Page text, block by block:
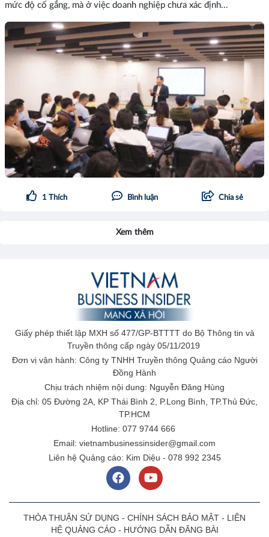
mức độ cố gắng, mà ở việc doanh nghiệp chưa xác định...
1 Thích Bình luận Chia sẻ
Xem thêm
Giấy phép thiết lập MXH số 477/GP-BTTTT do Bộ Thông tin và
Truyền thông cấp ngày 05/11/2019
Đơn vị vận hành: Công ty TNHH Truyền thông Quảng cáo Người
Đồng Hành
Chịu trách nhiệm nội dung: Nguyễn Đăng Hùng
Địa chỉ: 05 Đường 2A, KP Thái Bình 2, P.Long Bình, TP.Thủ Đức,
TP.HCM
Hotline: 077 9744 666
Email: vietnambusinessinsider@gmail.com
Liên hệ Quảng cáo: Kim Diệu - 078 992 2345
THỎA THUẬN SỬ DỤNG - CHÍNH SÁCH BẢO MẬT - LIÊN
HỆ QUẢNG CÁO- HƯỚNG DẪN ĐĂNG BÀI